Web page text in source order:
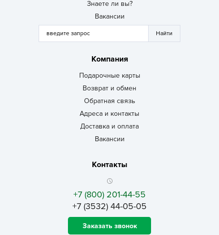
Знаете ли вы?
Вакансии
Компания
Подарочные карты
Возврат и обмен
Обратная связь
Адреса и контакты
Доставка и оплата
Вакансии
Контакты
+7 (800) 201-44-55
+7 (3532) 44-05-05
Заказать звонок